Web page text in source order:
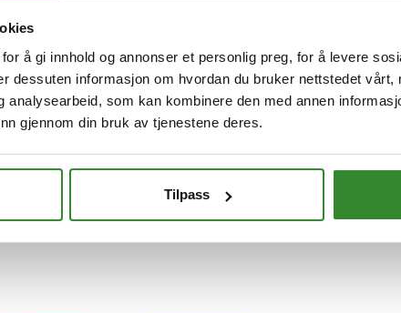
å gi innhold og annonser et personlig preg, for å levere
dessuten informasjon om hvordan du bruker nettstedet vårt,
analysearbeid, som kan kombinere den med annen
gjennom din bruk av tjenestene deres.
Tilpass